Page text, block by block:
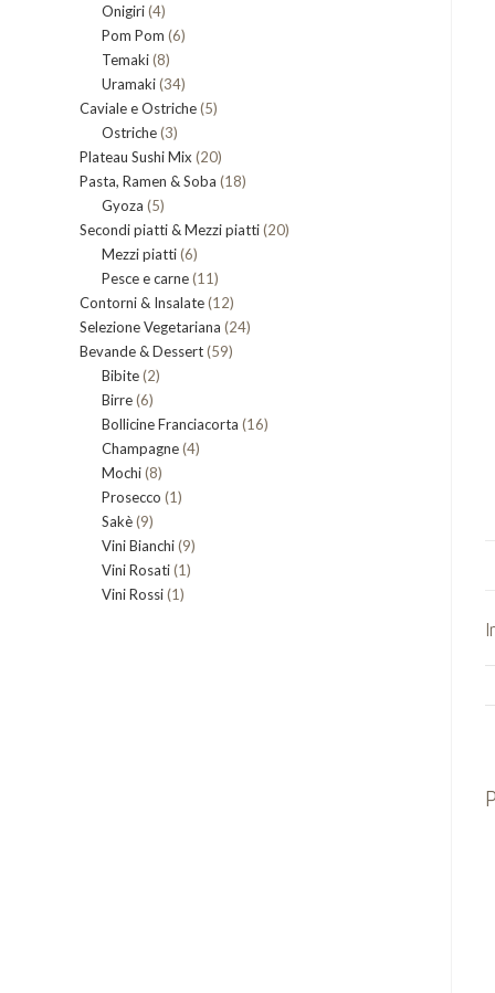
prodotti
Onigiri 44
prodotti
Pom Pom 66
Temaki 88
prodotti
Uramaki 3434
prodotti
Caviale e Ostriche 55
Ostriche 33
prodotti
Plateau Sushi Mix 2020
prodotti
Pasta, Ramen & Soba 1818
Gyoza 55
prodotti
Secondi piatti & Mezzi piatti 2020
Mezzi piatti 66
prodotti
Pesce e carne 1111
prodotti
Contorni & Insalate 1212
prodotti
Selezione Vegetariana 2424
Bevande & Dessert 5959
Bibite 22
Birre 66
prodotti
Bollicine Franciacorta 1616
Champagne 44
Mochi 88
prodotti
Prosecco 11
Sakè 99
prodotti
Vini Bianchi 99
Vini Rosati 11
Vini Rossi 11